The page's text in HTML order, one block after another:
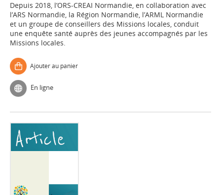
Depuis 2018, l’ORS-CREAI Normandie, en collaboration avec
l’ARS Normandie, la Région Normandie, l’ARML Normandie
et un groupe de conseillers des Missions locales, conduit
une enquête santé auprès des jeunes accompagnés par les
Missions locales.
Ajouter au panier
En ligne